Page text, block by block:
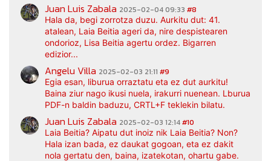
Juan Luis Zabala 2025-02-04 09:33 #8
Hala da, begi zorrotza duzu. Aurkitu dut: 41.
atalean, Laia Beitia ageri da, nire despistearen
ondorioz, Lisa Beitia agertu ordez. Bigarren
edizior...
Angelu Villa 2025-02-03 21:11 #9
Egia esan, liburua orraztatu eta ez dut aurkitu!
Baina ziur nago ikusi nuela, irakurri nuenean. Lburua
PDF-n baldin baduzu, CRTL+F teklekin bilatu.
Juan Luis Zabala 2025-02-03 12:14#10
Laia Beitia? Aipatu dut inoiz nik Laia Beitia? Non?
Hala izan bada, ez daukat gogoan, eta ez dakit
nola gertatu den, baina, izatekotan, ohartu gabe.